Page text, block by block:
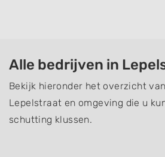
Alle bedrijven in
Bekijk hieronder het overzicht
Lepelstraat en omgeving die u
schutting klussen.